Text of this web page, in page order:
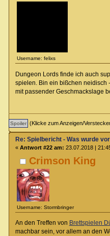
Username: felixs
Dungeon Lords finde ich auch
spielen. Bin ein bißchen neidisch
mit passender Geschmackslage
(Klicke zum Anzeigen/
Crimson King
Username: Stormbringer
Re: Spielbericht - Was wurde
« Antwort #22 am: 23.07.2018 |
An den Treffen von Brettspielen
machbar sein, vor allem an den